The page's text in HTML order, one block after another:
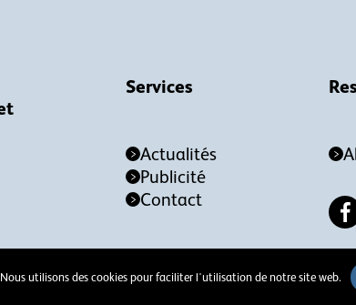
Services
Actualités
Publicité
Contact
Nous utilisons des cookies pour faciliter l'utilisation de notre site web.